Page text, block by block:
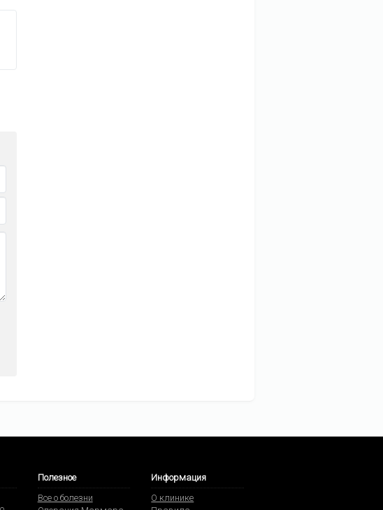
Полезное
Все о болезни
Информация
О клинике